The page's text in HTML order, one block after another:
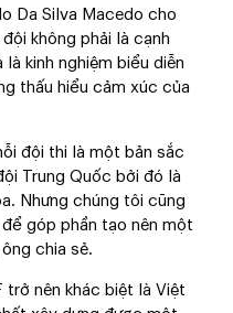
Da Silva Macedo cho
không phải là cạnh
kinh nghiệm biểu diễn
thấu hiểu cảm xúc của
đội thi là một bản sắc
Trung Quốc bởi đó là
Nhưng chúng tôi cũng
góp phần tạo nên một
chia sẻ.
trở nên khác biệt là Việt